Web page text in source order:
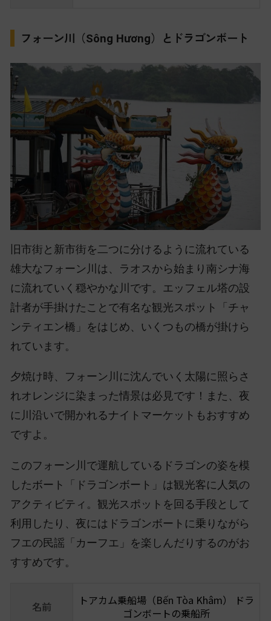
フォーン川（Sông Hương）とドラゴンボート
旧市街と新市街を二つに分けるように流れている
雄大なフォーン川は、ラオスから始まり南シナ海
に流れていく穏やかな川です。エッフェル塔の設
計者が手掛けたことで有名な観光スポット「チャ
ンティエン橋」をはじめ、いくつもの橋が掛けら
れています。
夕焼け時、フォーン川に沈んでいく太陽に照らさ
れオレンジに染まった情景は必見です！また、夜
に川沿いで開かれるナイトマーケットもおすすめ
ですよ。
このフォーン川で運航しているドラゴンの姿を模
したボート「ドラゴンボート」は観光客に人気の
アクティビティ。観光スポットを回る手段として
利用したり、夜にはドラゴンボートに乗りながら
フエの民謡「カーフエ」を楽しんだりするのがお
すすめです。
名前
トアカム乗船場（Bến Tòa Khâm） ドラ
ゴンボートの乗船所